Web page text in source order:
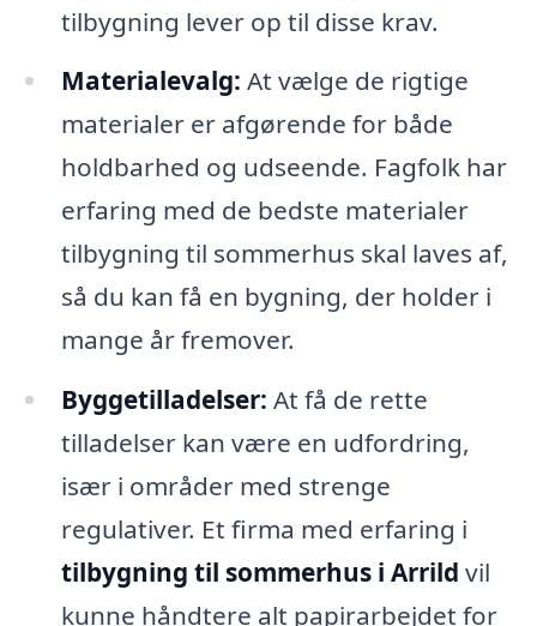
tilbygning lever op til disse krav.
Materialevalg: At vælge de rigtige
materialer er afgørende for både
holdbarhed og udseende. Fagfolk har
erfaring med de bedste materialer
tilbygning til sommerhus skal laves af,
så du kan få en bygning, der holder i
mange år fremover.
Byggetilladelser: At få de rette
tilladelser kan være en udfordring,
især i områder med strenge
regulativer. Et firma med erfaring i
tilbygning til sommerhus i Arrild vil
kunne håndtere alt papirarbejdet for